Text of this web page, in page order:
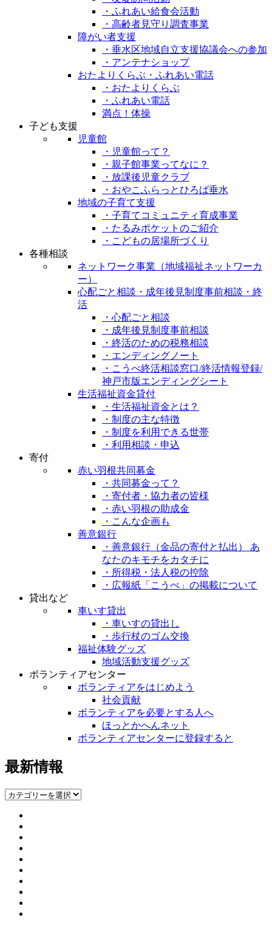
・ふれあい給食会活動
・高齢者見守り調査事業
障がい者支援
・垂水区地域自立支援協議会への参加
・アンテナショップ
おたよりくらぶ・ふれあい電話
・おたよりくらぶ
・ふれあい電話
満点！体操
子ども支援
児童館
・児童館って？
・親子館事業ってなに？
・放課後児童クラブ
・おやこふらっとひろば垂水
地域の子育て支援
・子育てコミュニティ育成事業
・たるみポケットのご紹介
・こどもの居場所づくり
各種相談
ネットワーク事業（地域福祉ネットワーカ
ー）
心配ごと相談・成年後見制度事前相談・終
活
・心配ごと相談
・成年後見制度事前相談
・終活のための税務相談
・エンディングノート
・こうべ終活相談窓口/終活情報登録/
神戸市版エンディングシート
生活福祉資金貸付
・生活福祉資金とは？
・制度の主な特徴
・制度を利用できる世帯
・利用相談・申込
寄付
赤い羽根共同募金
・共同募金って？
・寄付者・協力者の皆様
・赤い羽根の助成金
・こんな企画も
善意銀行
・善意銀行（金品の寄付と払出） あ
なたのキモチをカタチに
・所得税・法人税の控除
・広報紙「こうべ」の掲載について
貸出など
車いす貸出
・車いすの貸出し
・歩行杖のゴム交換
福祉体験グッズ
地域活動支援グッズ
ボランティアセンター
ボランティアをはじめよう
社会貢献
ボランティアを必要とする人へ
ほっとかへんネット
ボランティアセンターに登録すると
最新情報